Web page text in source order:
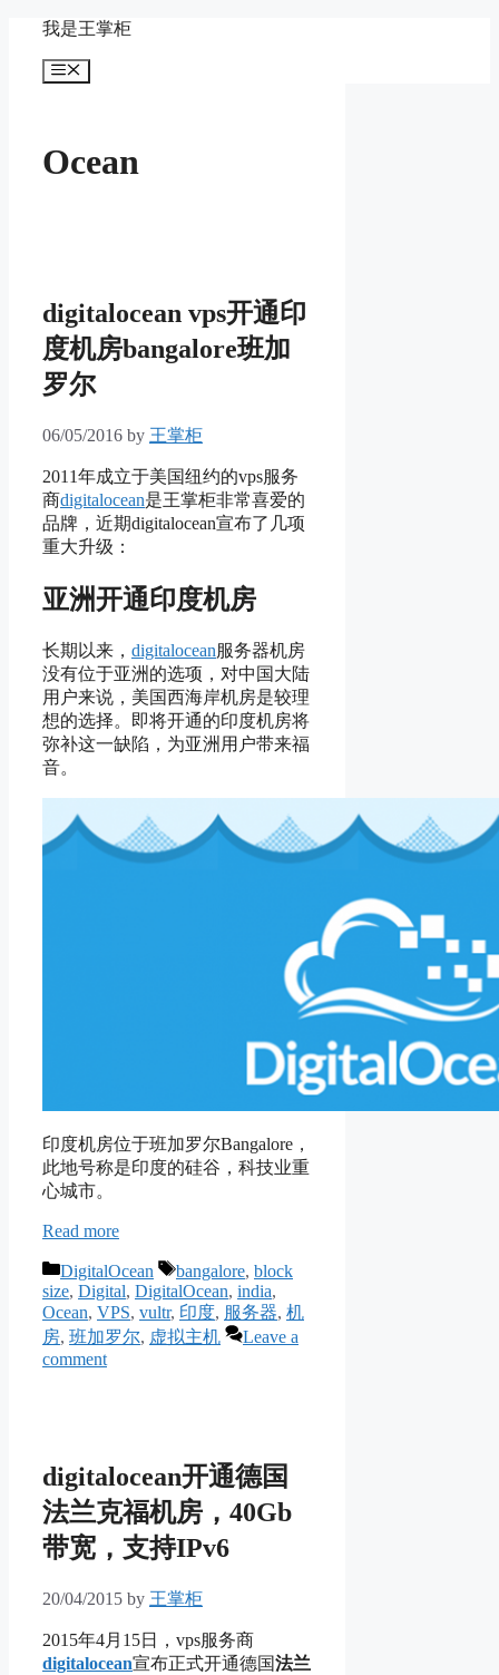
content
我是王掌柜
Menu
Ocean
digitalocean vps开通印
度机房bangalore班加
罗尔
06/05/2016 by 王掌柜
2011年成立于美国纽约的vps服务
商digitalocean是王掌柜非常喜爱的
品牌，近期digitalocean宣布了几项
重大升级：
亚洲开通印度机房
长期以来， digitalocean服务器机房
没有位于亚洲的选项，对中国大陆
用户来说，美国西海岸机房是较理
想的选择。即将开通的印度机房将
弥补这一缺陷，为亚洲用户带来福
音。
印度机房位于班加罗尔Bangalore，
此地号称是印度的硅谷，科技业重
心城市。
Read more
Categories
DigitalOcean Tags
bangalore, block
size, Digital, DigitalOcean, india,
Ocean, VPS, vultr, 印度, 服务器, 机
房, 班加罗尔, 虚拟主机
Leave a
comment
digitalocean开通德国
法兰克福机房，40Gb
带宽，支持IPv6
20/04/2015 by 王掌柜
2015年4月15日，vps服务商
digitalocean宣布正式开通德国法兰